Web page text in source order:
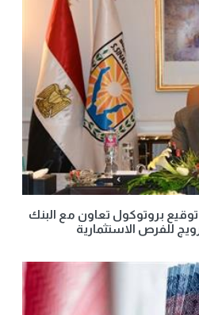
بروتوكول تعاون مع البنك
للفرص الاستثمارية